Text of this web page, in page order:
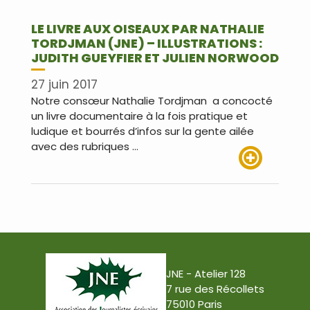
LE LIVRE AUX OISEAUX PAR NATHALIE
TORDJMAN (JNE) – ILLUSTRATIONS :
JUDITH GUEYFIER ET JULIEN NORWOOD
27 juin 2017
Notre consœur Nathalie Tordjman a concocté
un livre documentaire à la fois pratique et
ludique et bourrés d’infos sur la gente ailée
avec des rubriques …
JNE - Atelier 128
7 rue des Récollets
75010 Paris